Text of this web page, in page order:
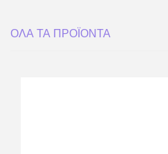
ΟΛΑ ΤΑ ΠΡΟΪΟΝΤΑ